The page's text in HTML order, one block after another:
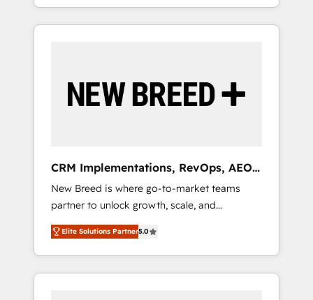
HubSpotアワード受賞・HUGリーダー ✓
AI活用に関するご相談、現状整理の壁打ちな
ど、構想段階からお気軽にお問い合わせくださ
Five-Star Reviews
divisions Globalia (AI & Software) and Point
Success Media (Paid Media), making this the
by Globalia’s technical development team. -
19 HubSpot-certified trainers to drive
deployment of Breeze AI and custom agents
to automate growth. 🏆 Elite Excellence - 8
platform accreditations and deep HIPAA-
compliance expertise. - A team of 250+
experts dedicated to your resilient growth.
CRM Implementations, RevOps, AEO
+ Web, Demand Gen
New Breed is where go-to-market teams
partner to unlock growth, scale, and
transformation. We help companies activate
HubSpot’s AI-powered customer platform
and operationalize HubSpot’s Loop
Marketing framework through expert-led
Elite Solutions Partner5.0